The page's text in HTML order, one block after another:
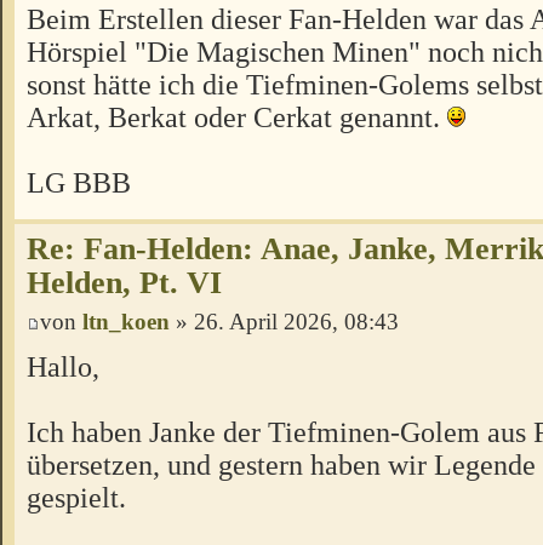
Beim Erstellen dieser Fan-Helden war das
Hörspiel "Die Magischen Minen" noch
sonst hätte ich die Tiefminen-Golems
Arkat, Berkat oder Cerkat genannt.
LG BBB
Re: Fan-Helden: Anae, Janke,
Helden, Pt. VI
von ltn_koen » 26. April 2026, 08:43
Hallo,
Ich haben Janke der Tiefminen-Golem aus
übersetzen, und gestern haben wir
gespielt.